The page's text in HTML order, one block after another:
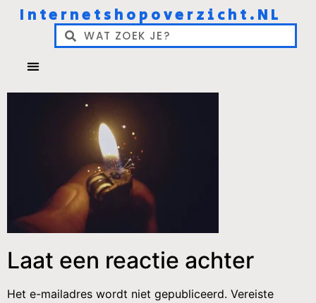
Internetshopoverzicht.NL
Laat een reactie achter
Het e-mailadres wordt niet gepubliceerd. Vereiste